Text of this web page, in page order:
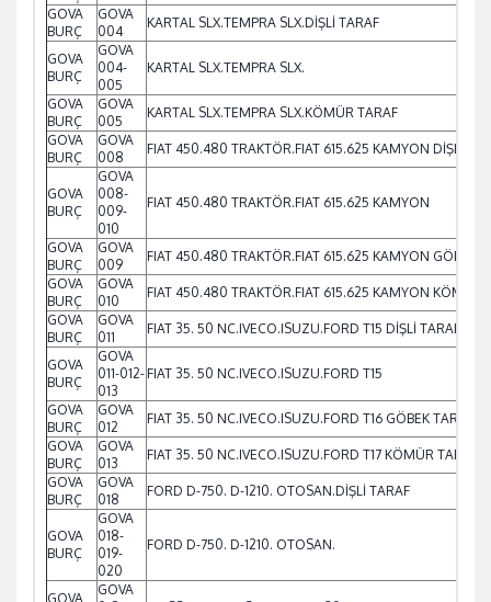
GOVA
BURÇ
GOVA
004
KARTAL SLX.TEMPRA SLX.DİŞLİ TARAF
GOVA
BURÇ
GOVA
004-
005
KARTAL SLX.TEMPRA SLX.
GOVA
BURÇ
GOVA
005
KARTAL SLX.TEMPRA SLX.KÖMÜR TARAF
GOVA
BURÇ
GOVA
008
FIAT 450.480 TRAKTÖR.FIAT 615.625 KAMYON DİŞLİ TAR
GOVA
BURÇ
GOVA
008-
009-
010
FIAT 450.480 TRAKTÖR.FIAT 615.625 KAMYON
GOVA
BURÇ
GOVA
009
FIAT 450.480 TRAKTÖR.FIAT 615.625 KAMYON GÖBEK
GOVA
BURÇ
GOVA
010
FIAT 450.480 TRAKTÖR.FIAT 615.625 KAMYON KÖMÜR
GOVA
BURÇ
GOVA
011
FIAT 35. 50 NC.IVECO.ISUZU.FORD T15 DİŞLİ TARAF
GOVA
BURÇ
GOVA
011-012-
013
FIAT 35. 50 NC.IVECO.ISUZU.FORD T15
GOVA
BURÇ
GOVA
012
FIAT 35. 50 NC.IVECO.ISUZU.FORD T16 GÖBEK TARAF
GOVA
BURÇ
GOVA
013
FIAT 35. 50 NC.IVECO.ISUZU.FORD T17 KÖMÜR TARAF
GOVA
BURÇ
GOVA
018
FORD D-750. D-1210. OTOSAN.DİŞLİ TARAF
GOVA
BURÇ
GOVA
018-
019-
020
FORD D-750. D-1210. OTOSAN.
GOVA
GOVA